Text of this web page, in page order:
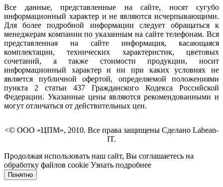
Все данные, представленные на сайте, носят сугубо
информационный характер и не являются исчерпывающими.
Для более подробной информации следует обращаться к
менеджерам компании по указанным на сайте телефонам. Вся
представленная на сайте информация, касающаяся
комплектации, технических характеристик, цветовых
сочетаний, а также стоимости продукции, носит
информационный характер и ни при каких условиях не
является публичной офертой, определяемой положениями
пункта 2 статьи 437 Гражданского Кодекса Российской
Федерации. Указанные цены являются рекомендованными и
могут отличаться от действительных цен.
<© ООО «ЦПМ», 2010. Все права защищены Сделано Labean-
IT.
Продолжая использовать наш сайт, Вы соглашаетесь на
обработку файлов cookie Узнать подробнее
Понятно